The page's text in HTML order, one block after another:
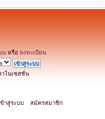
บ หรือ ลงทะเบียน
าในเซสชั่น
ข้าสู่ระบบ สมัครสมาชิก